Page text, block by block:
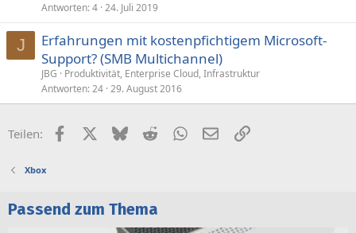
Antworten 4 24. Juli 2019
J
Erfahrungen mit kostenpfichtigem Microsoft-
Support? (SMB Multichannel)
JBG
Produktivität, Enterprise Cloud, Infrastruktur
Antworten 24 29. August 2016
Teilen: FacebookX (Twitter)
BlueskyRedditWhatsApp
E-MailLink
Xbox
Passend zum Thema